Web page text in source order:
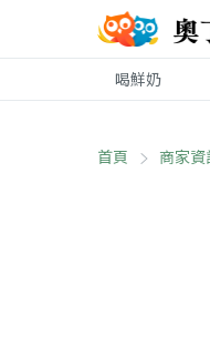
喝鮮奶
首頁 商家資